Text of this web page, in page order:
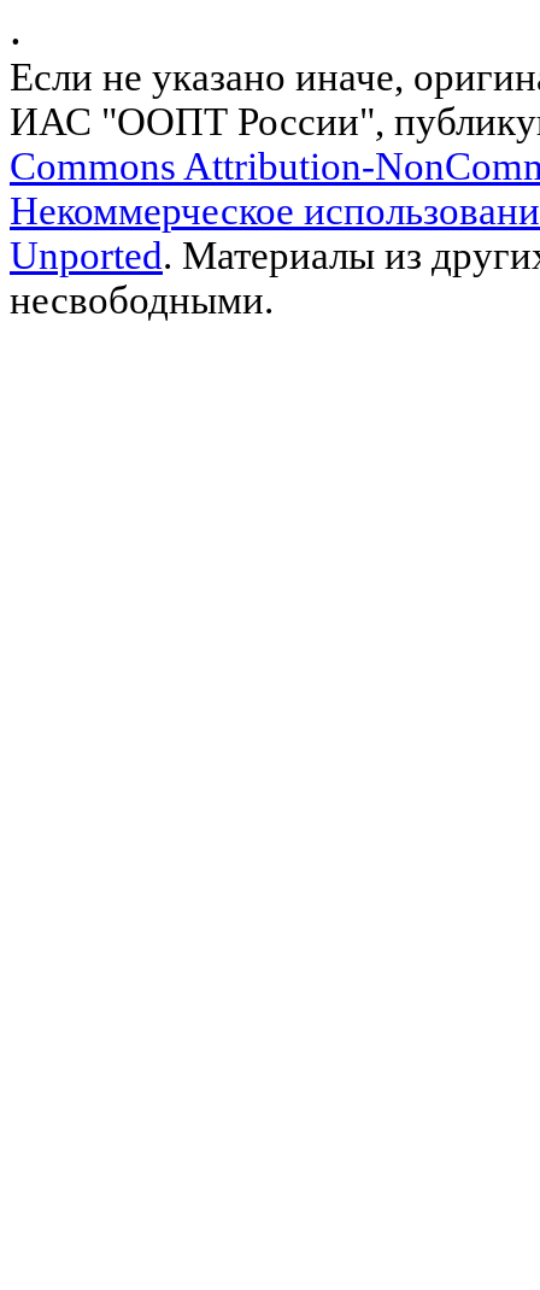
.
Если не указано иначе,
ИАС "ООПТ России",
Commons Attribution-
Некоммерческое
Unported. Материалы из
несвободными.